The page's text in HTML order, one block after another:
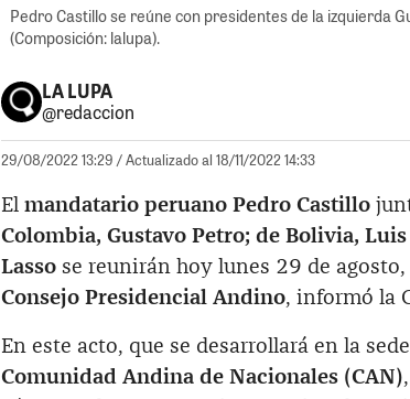
Pedro Castillo se reúne con presidentes de la izquierda
(Composición: lalupa).
LA LUPA
@redaccion
29/08/2022 13:29 / Actualizado al 18/11/2022 14:33
El mandatario peruano Pedro Castillo
Colombia, Gustavo Petro; de Bolivia,
Lasso se reunirán hoy lunes 29 de
Consejo Presidencial Andino, informó la
En este acto, que se desarrollará en la
Comunidad Andina de Nacionales (CAN)